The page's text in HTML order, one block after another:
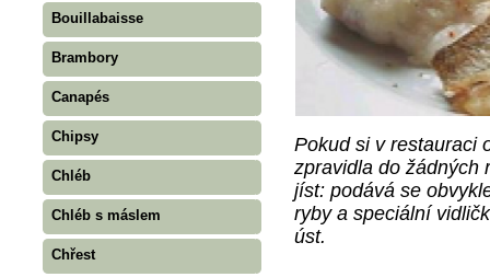
Bouillabaisse
Brambory
Canapés
Chipsy
Chléb
Chléb s máslem
Chřest
Pokud si v restauraci
zpravidla do žádných
jíst: podává se
ryby a speciální
úst.